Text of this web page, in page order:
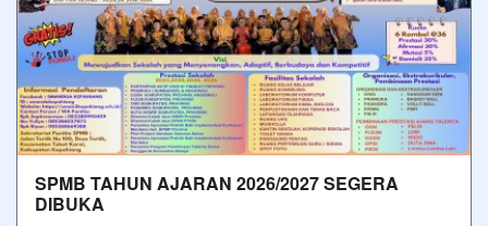
SPMB TAHUN AJARAN 2026/2027 SEGERA
DIBUKA